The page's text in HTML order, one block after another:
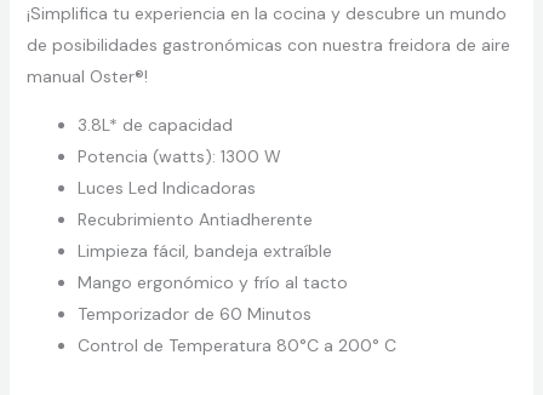
¡Simplifica tu experiencia en la cocina y descubre un mundo
de posibilidades gastronómicas con nuestra freidora de aire
manual Oster®!
3.8L* de capacidad
Potencia (watts): 1300 W
Luces Led Indicadoras
Recubrimiento Antiadherente
Limpieza fácil, bandeja extraíble
Mango ergonómico y frío al tacto
Temporizador de 60 Minutos
Control de Temperatura 80°C a 200° C